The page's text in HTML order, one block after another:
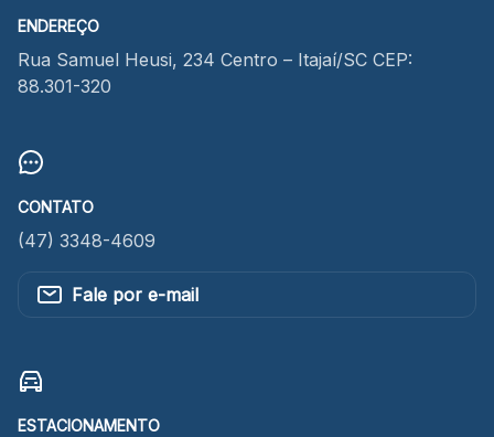
ENDEREÇO
Rua Samuel Heusi, 234 Centro – Itajaí/SC CEP:
88.301-320
CONTATO
(47) 3348-4609
Fale por e-mail
ESTACIONAMENTO